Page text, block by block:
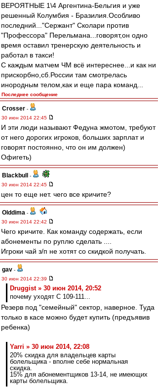
ВЕРОЯТНЫЕ 1\4 Аргентина-Бельгия и уже
решенный Колумбия - Бразилия.Особливо
последний..."Сержант" Сколари против
"Профессора" Перельмана...говорят,он одно
время оставил тренерскую деятельность и
работал в такси!
С каждым матчем ЧМ всё интереснее...и как ни
прискорбно,сб.России там смотрелась
инородным телом,как и еще пара команд...
Последнее сообщение
Crosser -
30 июн 2014 22:45
И эти люди называют Федуна жмотом, требуют
от него дорогих игроков, больших зарплат и
говорят постоянно, что он им должен)
Офигеть)
Blackbull
-
30 июн 2014 22:45
цен то еще нет. чего все кричите?
Olddima -
30 июн 2014 22:42
Чего кричите. Как команду содержать, если
абонементы по руплю сделать ....
Игроки чай з/п не хотят со скидкой получать.
gav -
30 июн 2014 22:39
Druggist » 30 июн 2014, 20:52
почему уходят С 109-111...
Резерв под "семейный" сектор, наверное. Туда
только в касе можно будет купить (предъявив
ребенка)
Yarri » 30 июн 2014, 22:08
20% скидка для владельцев карты
болельщика - вполне себе нормальная
скидка.
15% для абонементщиков 13-14, не имеющих
карты болельщика.